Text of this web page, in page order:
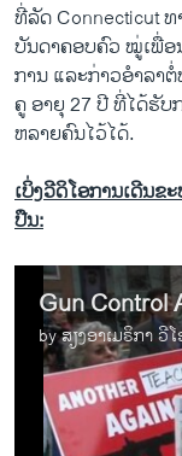
ທີ່​ລັດ Connecticut
ບັນດາ​ຄອບຄົວ ​ໝູ່​ເພື່ອ
ການ ​ແລະ​ກ່າວ​ອໍາ​ລາ​
ຄູ ອາຍຸ 27 ປີ ທີ່​ໄດ້​ຮັບ
ຫລາຍ​ຄົນໄວ້​ໄດ້.
ເບິ່ງວີດິໂອການເດີນ
ປືນ:
Gun Control
byສຽງອາເມຣິກາ ວີ
No